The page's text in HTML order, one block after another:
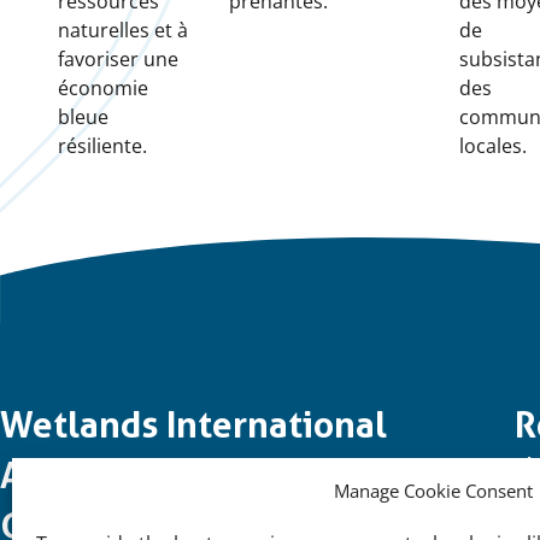
Manage Cookie Consent
naturelles et à
favoriser une
économie
bleue
résiliente.
de
des
locales.
Important
links
Wetlands International
Afrique Côte Occidentale et
Golfe de Guinée